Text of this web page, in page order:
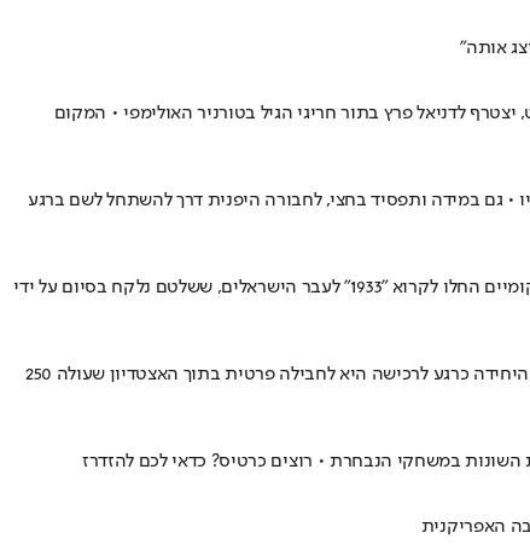
23 לפריז 2024 • עמרי גאנדלמן, שחווה תקופה נהדרת בגנט, יצטרף לדניאל פרץ בתור חריגי הגיל בטורניר האולימפי • המקום
את גיא לוזון וחניכיו • גם במידה ותפסיד בחצי, לחבורה היפנית דרך להשתחל לשם ברגע
אוהדי נבחרת ישראל שהגיעו להאלה הניפו שלט הקורא להחזרת החטופים הביתה, אבל הגרמנים שהיו באצטדיון לא אהבו את זה • חלק מהאוהדים המקומיים החלו לקרוא "1933" לעבר הישראלים, ששלטם נלקח בסיום על ידי
המארגנים של המשחקים האולימפיים בפריז עצרו את המכירה באתר הרשמי של אלפי כרטיסים רגילים למשחקי הנבחרת בפארק דה פראנס • האופציה היחידה כרגע לרכישה היא לחבילה פרטית בתוך האצטדיון שעולה 250
האפריקנית